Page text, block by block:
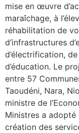
mise en œuvre
maraîchage, à
réhabilitation de
d’infrastructures
d’électrification,
d’éducation. Le
entre 57
Taoudéni, Nara,
ministre de
Ministres a
création des